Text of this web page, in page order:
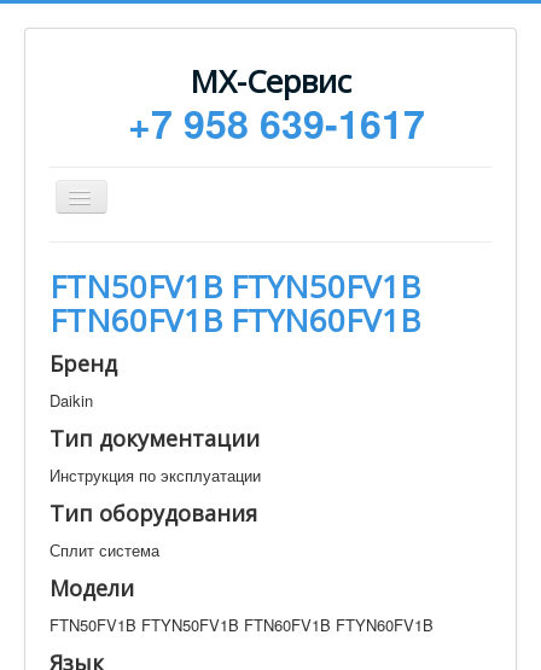
МХ-Сервис
+7 958 639-1617
Toggle
Navigation
Монтаж
Сервисное обслуживание
Техническая документация
Контакты
Техническая документация
FTN50FV1B FTYN50FV1B FTN60FV1B FTYN60FV1B
Искать
FTN50FV1B FTYN50FV1B
FTN60FV1B FTYN60FV1B
Бренд
Daikin
Тип документации
Инструкция по эксплуатации
Тип оборудования
Сплит система
Модели
FTN50FV1B FTYN50FV1B FTN60FV1B FTYN60FV1B
Язык